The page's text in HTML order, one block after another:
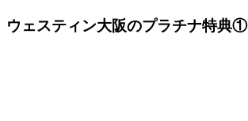
ウェスティン大阪のプラチナ特典①